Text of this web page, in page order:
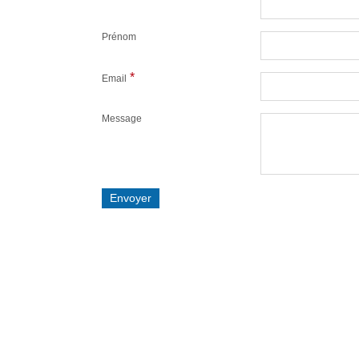
Prénom
Email *
Message